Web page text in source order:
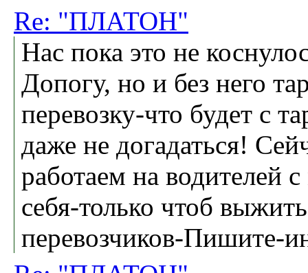
Re: "ПЛАТОН"
Нас пока это не
Допогу, но и без него
перевозку-что будет с
даже не догадаться!
работаем на водителей
себя-только чтоб
перевозчиков-Пишите-